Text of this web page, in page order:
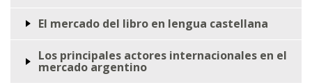
El mercado del libro en lengua castellana
Los principales actores internacionales en el
mercado argentino